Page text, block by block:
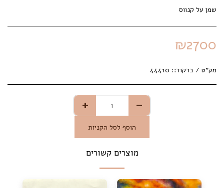
שמן על קנווס
₪2700
מק"ט / ברקוד:: 44410
הוסף לסל הקניות
מוצרים קשורים